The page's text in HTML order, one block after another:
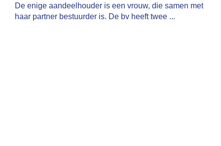
De enige aandeelhouder is een vrouw, die samen met
haar partner bestuurder is. De bv heeft twee